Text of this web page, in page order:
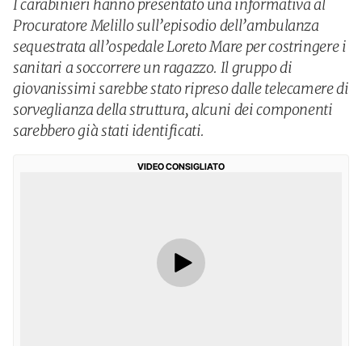
I carabinieri hanno presentato una informativa al
Procuratore Melillo sull’episodio dell’ambulanza
sequestrata all’ospedale Loreto Mare per costringere i
sanitari a soccorrere un ragazzo. Il gruppo di
giovanissimi sarebbe stato ripreso dalle telecamere di
sorveglianza della struttura, alcuni dei componenti
sarebbero già stati identificati.
VIDEO CONSIGLIATO